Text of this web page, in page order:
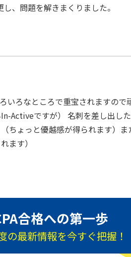
、問題を解きまくりました。
ろなところで重宝されますので
Activeですが） 名刺を差し出し
ちょっと優越感が得られます）
ます）
合格への第一歩
の最新情報を今すぐ把握！